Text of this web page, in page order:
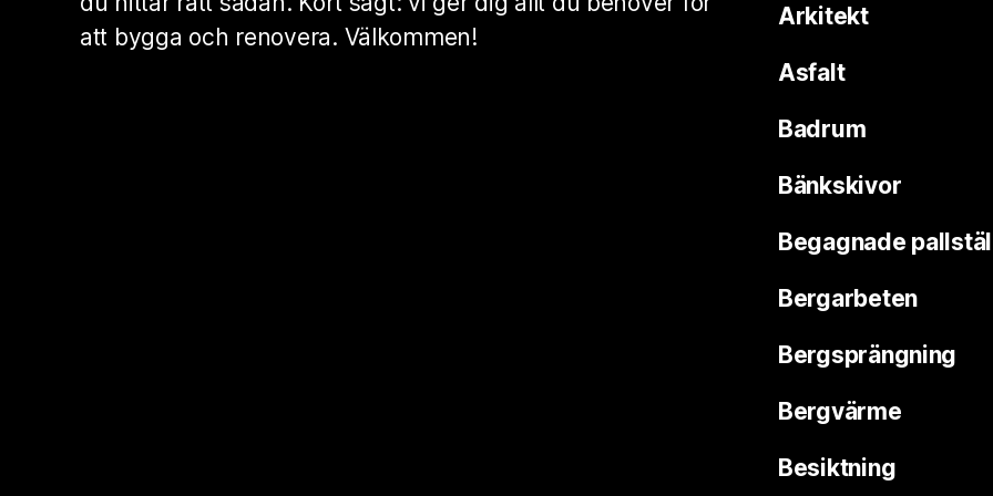
att bygga och renovera. Välkommen!
Arkitekt
Asfalt
Badrum
Bänkskivor
Begagnade
Bergarbeten
Bergsprängning
Bergvärme
Besiktning